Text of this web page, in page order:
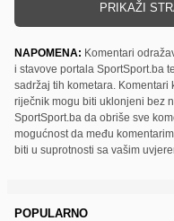
PRIKAŽI
NAPOMENA: Komentari
i stavove portala SportSport.ba
sadržaj tih kometara.
riječnik mogu biti uklonjeni bez
SportSport.ba da obriše sve
mogućnost da među
biti u suprotnosti sa vašim
POPULARNO